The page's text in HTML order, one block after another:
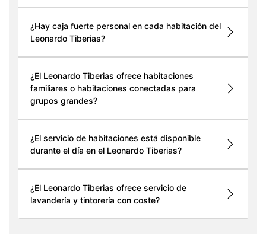
¿Hay caja fuerte personal en cada habitación del
Leonardo Tiberias?
¿El Leonardo Tiberias ofrece habitaciones
familiares o habitaciones conectadas para
grupos grandes?
¿El servicio de habitaciones está disponible
durante el día en el Leonardo Tiberias?
¿El Leonardo Tiberias ofrece servicio de
lavandería y tintorería con coste?